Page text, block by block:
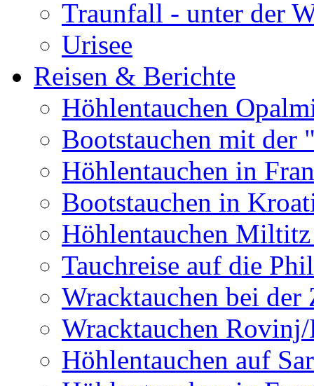
Traunfall - unter der
Urisee
Reisen & Berichte
Höhlentauchen
Bootstauchen mit
Höhlentauchen in
Bootstauchen in
Höhlentauchen
Tauchreise auf die
Wracktauchen bei der
Wracktauchen
Höhlentauchen auf